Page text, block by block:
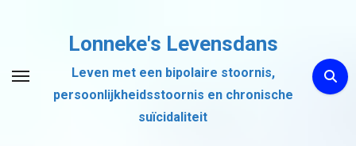
inhoud
Lonneke's Levensdans
Leven met een bipolaire stoornis,
persoonlijkheidsstoornis en chronische
suïcidaliteit